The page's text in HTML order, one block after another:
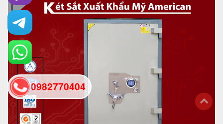
0982770404